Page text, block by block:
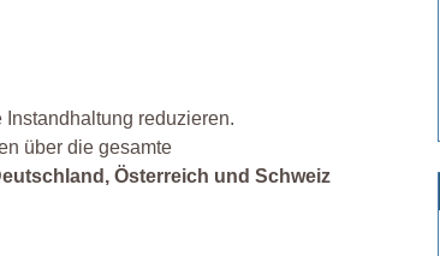
reduzieren.
über die gesamte
Österreich und Schweiz